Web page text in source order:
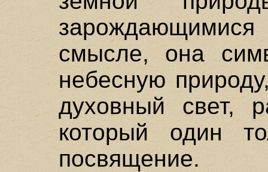
смысле, она
небесную
духовный свет,
который один
посвящение.